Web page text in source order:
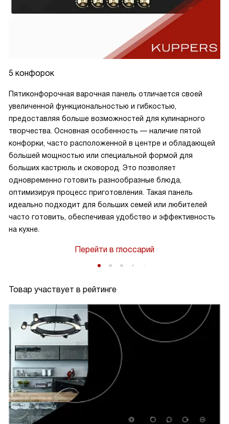
5 конфорок
Пятиконфорочная варочная панель отличается своей
увеличенной функциональностью и гибкостью,
предоставляя больше возможностей для кулинарного
творчества. Основная особенность — наличие пятой
конфорки, часто расположенной в центре и обладающей
большей мощностью или специальной формой для
больших кастрюль и сковород. Это позволяет
одновременно готовить разнообразные блюда,
оптимизируя процесс приготовления. Такая панель
идеально подходит для больших семей или любителей
часто готовить, обеспечивая удобство и эффективность
на кухне.
Перейти в глоссарий
Товар участвует в рейтинге